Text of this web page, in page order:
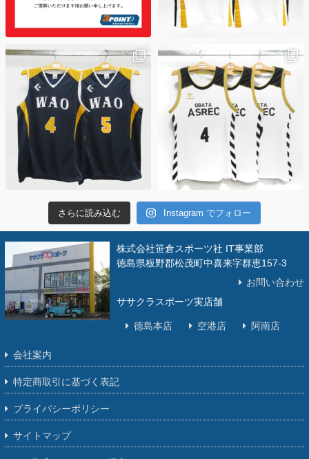
さらに読み込む Instagram でフォロー
株式会社笹倉スポーツ社 IT事業部
徳島県板野郡松茂町中喜来字群恵157-3
お問い合わせ
ササクラスポーツ実店舗
徳島本店 空港店 阿南店
会社案内
特定商取引に基づく表記
プライバシーポリシー
サイトマップ